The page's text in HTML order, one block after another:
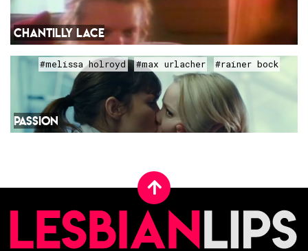
CHANTILLY LACE
#melissa holroyd #max urlacher #rainer bock
PASSION